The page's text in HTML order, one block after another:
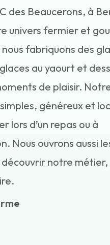
des Beaucerons, à
univers fermier et
fabriquons des
au yaourt et
de plaisir.
généreux et
lors d’un repas ou à
Nous ouvrons aussi
notre